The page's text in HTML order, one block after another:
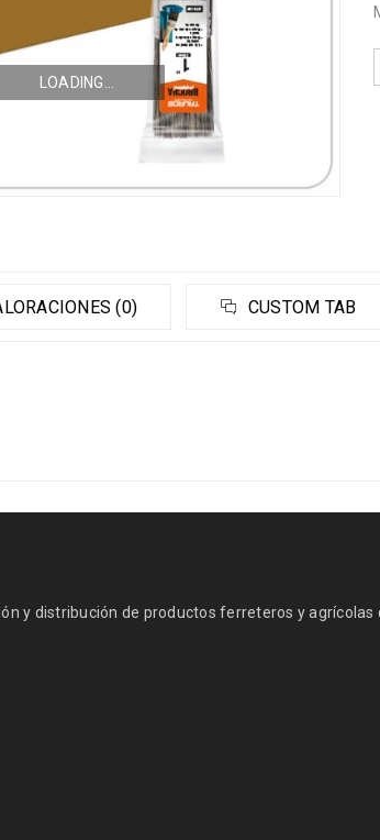
LOADING...
(0) CUSTOM TAB
y distribución de productos ferreteros y agrícolas